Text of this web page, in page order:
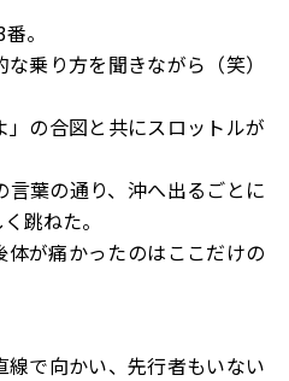
。
乗り方を聞きながら（笑）
の合図と共にスロットルが
言葉の通り、沖へ出るごとに
跳ねた。
が痛かったのはここだけの
で向かい、先行者もいない